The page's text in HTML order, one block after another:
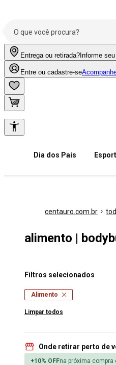
Entrega ou retirada? Informe
Entre ou cadastre-se
Dia dos Pais
centauro.com.br
alimento |
Filtros selecionados
Alimento
Limpar todos
Onde retirar perto de
+10% OFFna próxima compra